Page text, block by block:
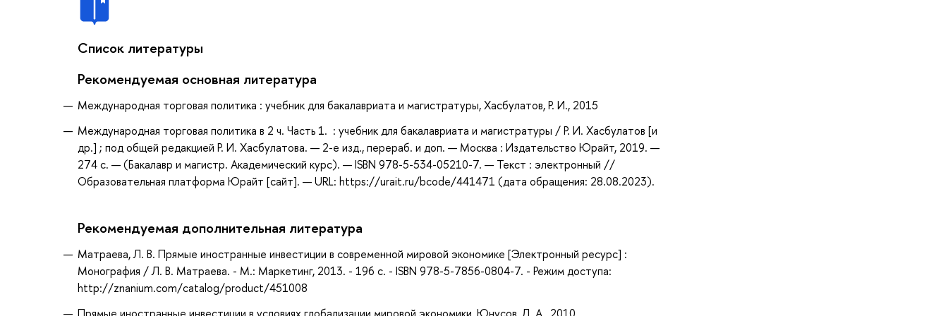
Список литературы
Рекомендуемая основная литература
Международная торговая политика : учебник для бакалавриата и магистратуры, Хасбулатов, Р. И., 2015
Международная торговая политика в 2 ч. Часть 1. : учебник для бакалавриата и магистратуры / Р. И. Хасбулатов [и
др.] ; под общей редакцией Р. И. Хасбулатова. — 2-е изд., перераб. и доп. — Москва : Издательство Юрайт, 2019. —
274 с. — (Бакалавр и магистр. Академический курс). — ISBN 978-5-534-05210-7. — Текст : электронный //
Образовательная платформа Юрайт [сайт]. — URL: https://urait.ru/bcode/441471 (дата обращения: 28.08.2023).
Рекомендуемая дополнительная литература
Матраева, Л. В. Прямые иностранные инвестиции в современной мировой экономике [Электронный ресурс] :
Монография / Л. В. Матраева. - М.: Маркетинг, 2013. - 196 с. - ISBN 978-5-7856-0804-7. - Режим доступа:
http://znanium.com/catalog/product/451008
Прямые иностранные инвестиции в условиях глобализации мировой экономики, Юнусов, Л. А., 2010